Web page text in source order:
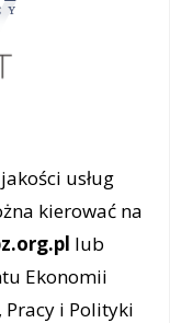
usług
kierować na
lub
Ekonomii
Pracy i Polityki